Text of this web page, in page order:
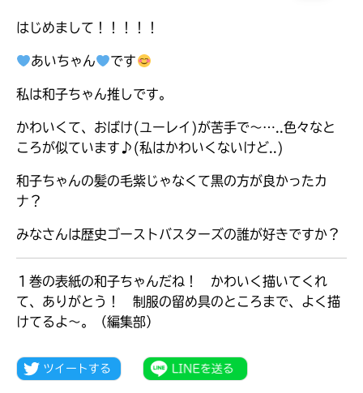
シリーズに
はじめまして！！！！！
あいちゃん です
私は和子ちゃん推しです。
かわいくて、おばけ(ユーレイ)が苦手で〜…..色々なと
ころが似ています♪(私はかわいくないけど..)
和子ちゃんの髪の毛紫じゃなくて黒の方が良かったカ
ナ？
みなさんは歴史ゴーストバスターズの誰が好きですか？
１巻の表紙の和子ちゃんだね！ かわいく描いてくれ
て、ありがとう！ 制服の留め具のところまで、よく描
けてるよ～。（編集部）